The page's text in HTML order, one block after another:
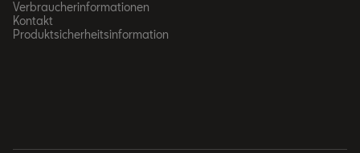
Verbraucherinformationen
Kontakt
Produktsicherheitsinformation